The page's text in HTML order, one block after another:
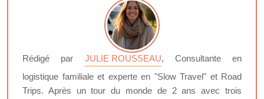
Rédigé par JULIE ROUSSEAU, Consultante en
logistique familiale et experte en "Slow Travel" et Road
Trips. Après un tour du monde de 2 ans avec trois